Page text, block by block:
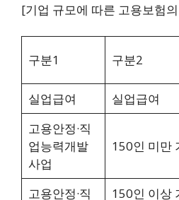
[기업 규모에 따른 고용보험
구분1 구분2
실업급여
실업급여
고용안정·직
업능력개발
사업
150인 미만
고용안정·직
150인 이상